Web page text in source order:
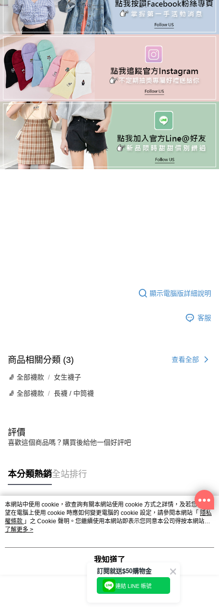
顯示電腦版詳細說明
客服
商品相關分類 (3) 查看全部
🧦 全部襪款 女生襪子
🧦 全部襪款 長襪 / 中筒襪
評價
喜歡這個商品嗎？購買後給他一個好評吧
本分類熱銷全站排行
熱門標籤
本網站中使用 cookie，欲查詢有關本網站使用 cookie 方式之詳情，及若您不希
望在電腦上使用 cookie 時應如何變更電腦的 cookie 設定，請參閱本網站「 隱私
權條款 」之 Cookie 聲明。您繼續使用本網站即表示您同意本公司得按本網站使
用條款之 Cookie 聲明使用 cookie。
了解更多 >
我知道了
訂閱就送$50購物金
連結 LINE 帳號